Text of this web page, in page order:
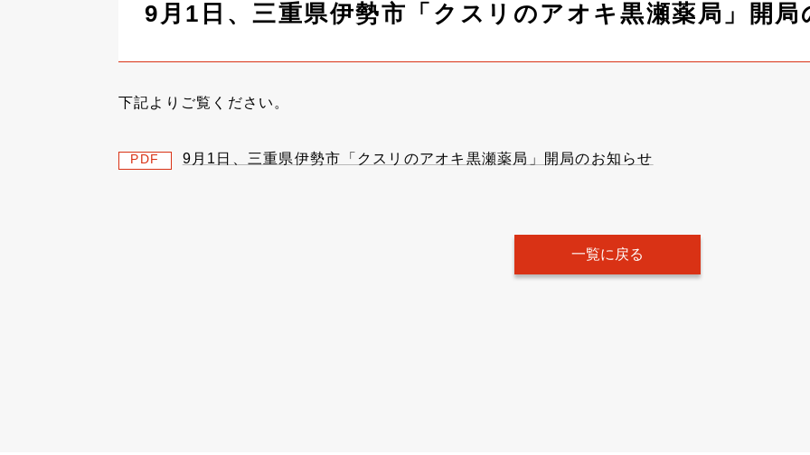
9月1日、三重県伊勢市「クスリのアオキ黒瀬薬局」開
下記よりご覧ください。
PDF 9月1日、三重県伊勢市「クスリのアオキ黒瀬薬局」開局のお知らせ
一覧に戻る